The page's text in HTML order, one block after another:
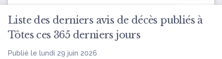
Liste des derniers avis de décès publiés à
Tôtes ces 365 derniers jours
Publié le lundi 29 juin 2026